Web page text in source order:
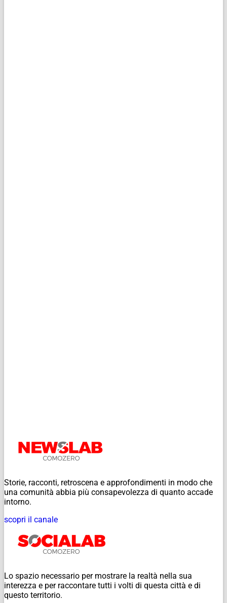
Storie, racconti, retroscena e approfondimenti in modo che
una comunità abbia più consapevolezza di quanto accade
intorno.
scopri il canale
Lo spazio necessario per mostrare la realtà nella sua
interezza e per raccontare tutti i volti di questa città e di
questo territorio.